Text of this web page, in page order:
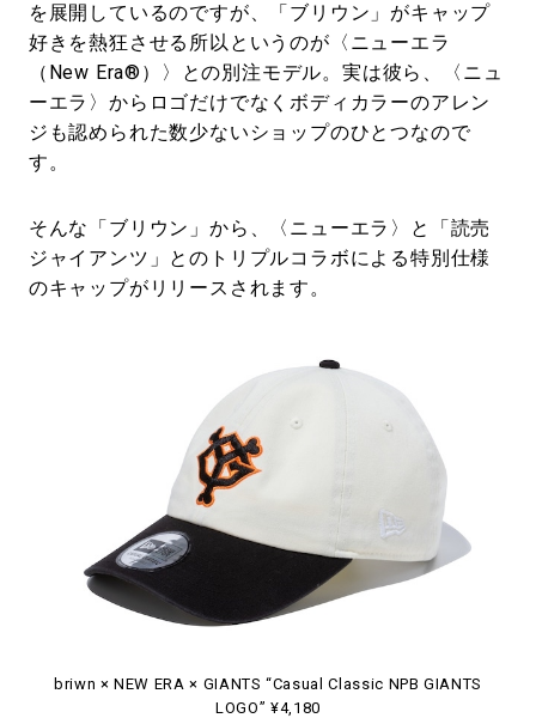
を展開しているのですが、「ブリウン」がキャップ
好きを熱狂させる所以というのが〈ニューエラ
（New Era®）〉との別注モデル。実は彼ら、〈ニュ
ーエラ〉からロゴだけでなくボディカラーのアレン
ジも認められた数少ないショップのひとつなので
す。
そんな「ブリウン」から、〈ニューエラ〉と「読売
ジャイアンツ」とのトリプルコラボによる特別仕様
のキャップがリリースされます。
briwn × NEW ERA × GIANTS “Casual Classic NPB GIANTS
LOGO” ¥4,180